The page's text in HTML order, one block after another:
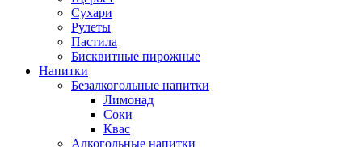
Сухари
Рулеты
Пастила
Бисквитные пирожные
Напитки
Безалкогольные напитки
Лимонад
Соки
Квас
Алкогольные напитки